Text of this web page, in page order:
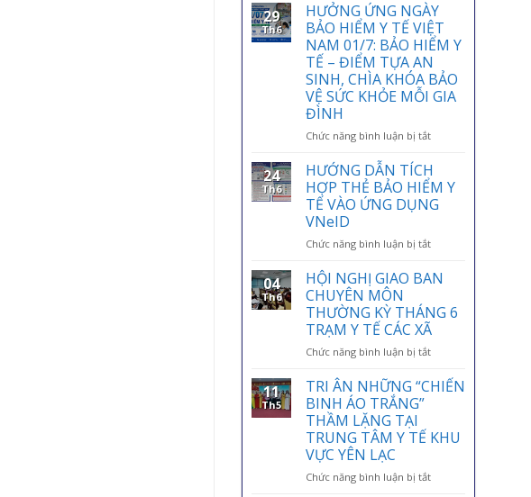
29
Th6
HƯỞNG ỨNG NGÀY
BẢO HIỂM Y TẾ VIỆT
NAM 01/7: BẢO HIỂM Y
TẾ – ĐIỂM TỰA AN
SINH, CHÌA KHÓA BẢO
VỆ SỨC KHỎE MỖI GIA
ĐÌNH
Chức năng bình luận bị tắtở
ỨNG
NGÀY
BẢO
HIỂM
TẾ
NAM
01/7:
HIỂM
Y
TẾ
ĐIỂM
TỰA
CHÌA
24
Th6
HƯỚNG DẪN TÍCH
HỢP THẺ BẢO HIỂM Y
TẾ VÀO ỨNG DỤNG
VNeID
Chức năng bình luận bị tắtở
DẪN
HỢP
THẺ
BẢO
HIỂM
TẾ
VÀO
VNeID
04
Th6
HỘI NGHỊ GIAO BAN
CHUYÊN MÔN
THƯỜNG KỲ THÁNG 6
TRẠM Y TẾ CÁC XÃ
Chức năng bình luận bị tắtở
NGHỊ
MÔN
KỲ
11
Th5
TRI ÂN NHỮNG “CHIẾN
BINH ÁO TRẮNG”
THẦM LẶNG TẠI
TRUNG TÂM Y TẾ KHU
VỰC YÊN LẠC
Chức năng bình luận bị tắtở